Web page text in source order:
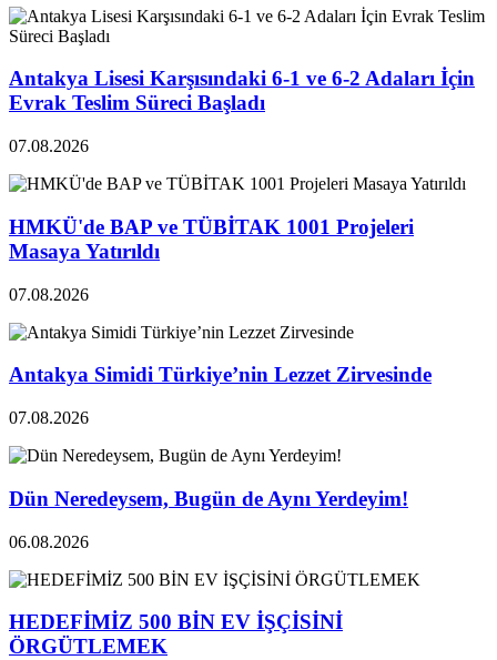
Antakya Lisesi Karşısındaki 6-1 ve 6-2 Adaları İçin
Evrak Teslim Süreci Başladı
07.08.2026
HMKÜ'de BAP ve TÜBİTAK 1001 Projeleri
Masaya Yatırıldı
07.08.2026
Antakya Simidi Türkiye’nin Lezzet Zirvesinde
07.08.2026
Dün Neredeysem, Bugün de Aynı Yerdeyim!
06.08.2026
HEDEFİMİZ 500 BİN EV İŞÇİSİNİ
ÖRGÜTLEMEK